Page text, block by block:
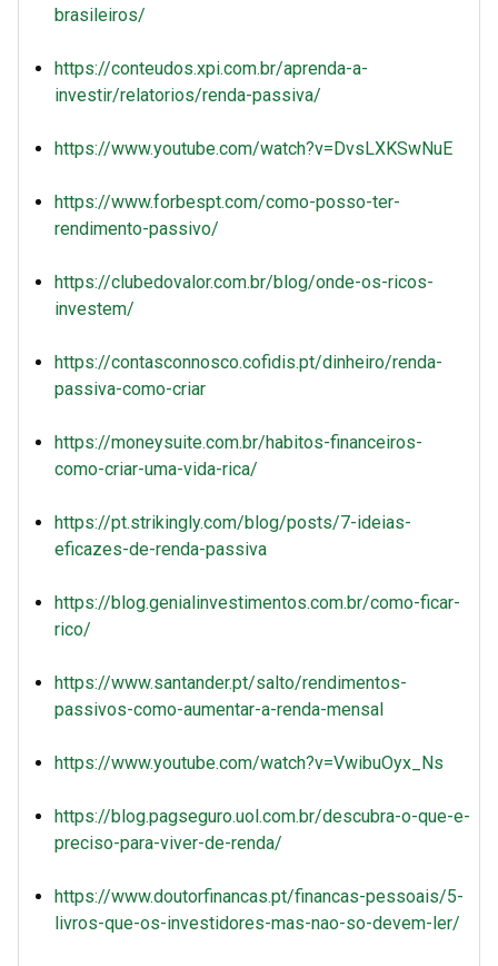
brasileiros/
https://conteudos.xpi.com.br/aprenda-a-
investir/relatorios/renda-passiva/
https://www.youtube.com/watch?v=DvsLXKSwNuE
https://www.forbespt.com/como-posso-ter-
rendimento-passivo/
https://clubedovalor.com.br/blog/onde-os-ricos-
investem/
https://contasconnosco.cofidis.pt/dinheiro/renda-
passiva-como-criar
https://moneysuite.com.br/habitos-financeiros-
como-criar-uma-vida-rica/
https://pt.strikingly.com/blog/posts/7-ideias-
eficazes-de-renda-passiva
https://blog.genialinvestimentos.com.br/como-ficar-
rico/
https://www.santander.pt/salto/rendimentos-
passivos-como-aumentar-a-renda-mensal
https://www.youtube.com/watch?v=VwibuOyx_Ns
https://blog.pagseguro.uol.com.br/descubra-o-que-e-
preciso-para-viver-de-renda/
https://www.doutorfinancas.pt/financas-pessoais/5-
livros-que-os-investidores-mas-nao-so-devem-ler/